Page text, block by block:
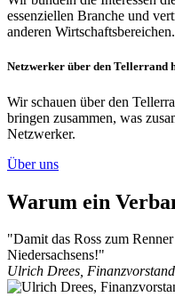
essenziellen Branche und
anderen Wirtschaftsbereichen.
Netzwerker über den Tellerrand
Wir schauen über den
bringen zusammen, was
Netzwerker.
Über uns
Warum ein
"Damit das Ross zum
Niedersachsens!"
Ulrich Drees, Finanzvorstand